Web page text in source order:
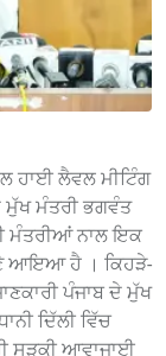
ਹਾਈ ਲੈਵਲ ਮੀਟਿੰਗ
ਮੁੱਖ ਮੰਤਰੀ ਭਗਵੰਤ
ਮੰਤਰੀਆਂ ਨਾਲ ਇਕ
ਆਇਆ ਹੈ । ਕਿਹੜੇ-
ਪੰਜਾਬ ਦੇ ਮੁੱਖ
ਦਿੱਲੀ ਵਿੱਚ
ਸੜਕੀ ਆਵਾਜਾਈ